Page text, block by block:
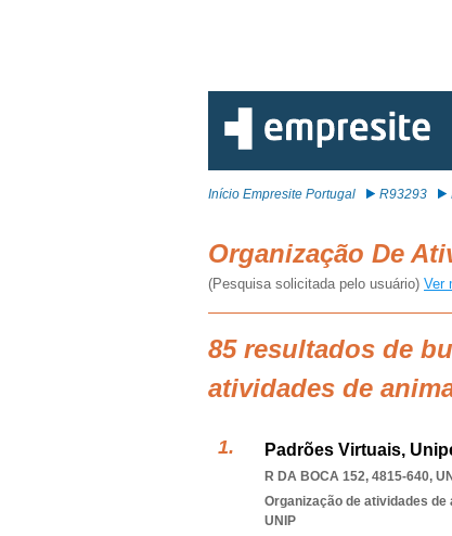
Início Empresite Portugal R93293
Organização De
(Pesquisa solicitada pelo usuário) Ver
85 resultados de
atividades de
Padrões Virtuais,
R DA BOCA 152, 4815-640,
Organização de atividades
UNIP